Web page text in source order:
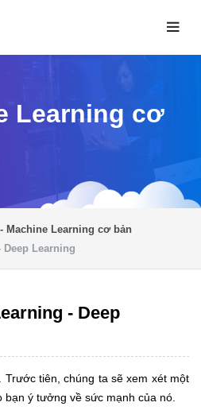
Learning cơ
Machine Learning cơ bản
Deep Learning
- Deep
Trước tiên, chúng ta sẽ xem xét một
ý tưởng về sức mạnh của nó.